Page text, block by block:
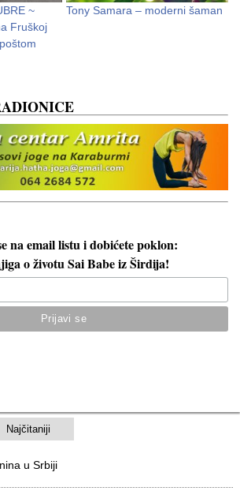
~
Fruškoj
Tony Samara – moderni šaman
na email listu i dobićete poklon:
o životu Sai Babe iz Širdija!
Najčitaniji
u Srbiji